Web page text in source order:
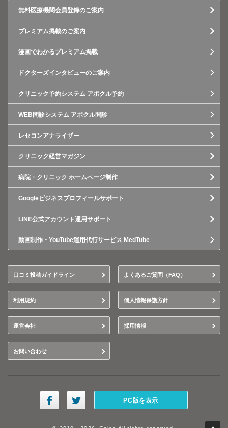
無料医療機関会員登録のご案内
プレミアム掲載のご案内
漫画でわかるプレミアム掲載
ドクターズインタビューのご案内
クリニック予約システム アポクル予約
WEB問診システム アポクル問診
レセコンアナライザー
クリニック経営マガジン
病院・クリニック ホームページ制作
Googleビジネスプロフィールサポート
LINE公式アカウント運用サポート
動画制作・YouTube運用代行サービス MedTube
口コミ投稿ガイドライン よくあるご質問（FAQ）
利用規約 個人情報保護方針
運営会社 採用情報
お問い合わせ
PC版を表示